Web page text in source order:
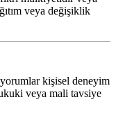
veya değişiklik
kişisel deneyim
veya mali tavsiye